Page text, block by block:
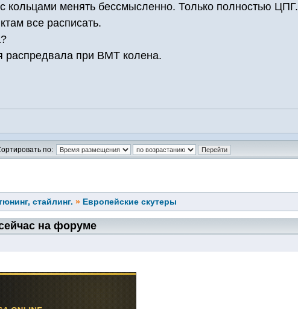
менять бессмысленно. Только полностью ЦПГ.
все расписать.
распредвала при ВМТ колена.
по:
стайлинг. » Европейские скутеры
на форуме